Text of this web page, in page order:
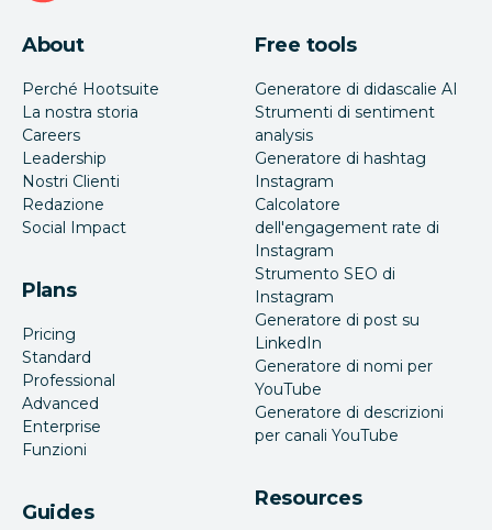
About
Perché Hootsuite
La nostra storia
Careers
Leadership
Nostri Clienti
Redazione
Social Impact
Plans
Pricing
Standard
Professional
Advanced
Enterprise
Funzioni
Guides
Free tools
Generatore di didascalie AI
Strumenti di sentiment
analysis
Generatore di hashtag
Instagram
Calcolatore
dell'engagement rate di
Instagram
Strumento SEO di
Instagram
Generatore di post su
LinkedIn
Generatore di nomi per
YouTube
Generatore di descrizioni
per canali YouTube
Resources